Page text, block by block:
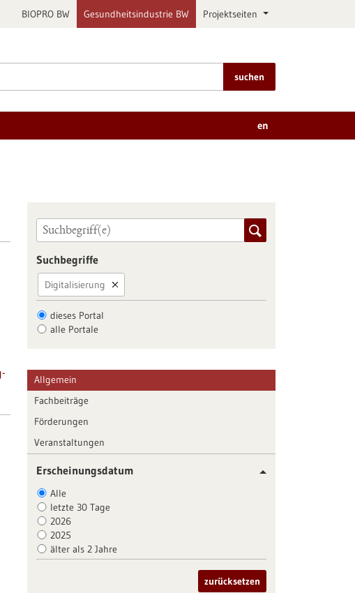
BIOPRO BW Gesundheitsindustrie BW Projektseiten
suchen
en
Suchbegriffe
Digitalisierung
dieses Portal
alle Portale
Allgemein
Fachbeiträge
Förderungen
Veranstaltungen
Erscheinungsdatum
Alle
letzte 30 Tage
2026
2025
älter als 2 Jahre
zurücksetzen